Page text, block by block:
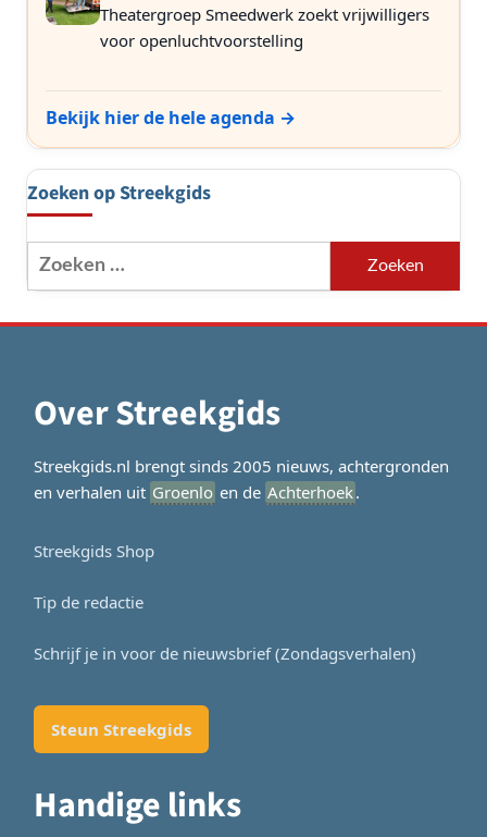
Theatergroep Smeedwerk zoekt vrijwilligers
voor openluchtvoorstelling
Bekijk hier de hele agenda →
Zoeken op Streekgids
Zoeken
naar:
Over Streekgids
Streekgids.nl brengt sinds 2005 nieuws, achtergronden
en verhalen uit Groenlo en de Achterhoek.
Streekgids Shop
Tip de redactie
Schrijf je in voor de nieuwsbrief (Zondagsverhalen)
Steun Streekgids
Handige links